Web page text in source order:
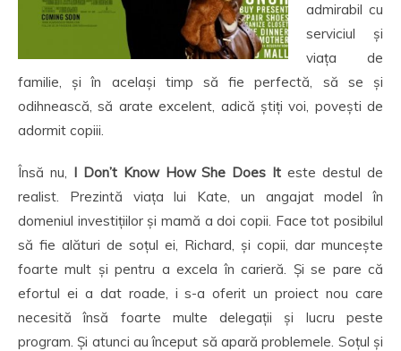
admirabil cu
serviciul și
viața de
familie, și în același timp să fie perfectă, să se și
odihnească, să arate excelent, adică știți voi, povești de
adormit copiii.
Însă nu, I Don’t Know How She Does It este destul de
realist. Prezintă viața lui Kate, un angajat model în
domeniul investițiilor și mamă a doi copii. Face tot posibilul
să fie alături de soțul ei, Richard, și copii, dar muncește
foarte mult și pentru a excela în carieră. Și se pare că
efortul ei a dat roade, i s-a oferit un proiect nou care
necesită însă foarte multe delegații și lucru peste
program. Și atunci au început să apară problemele. Soțul și